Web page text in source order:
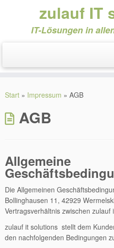
Inhalt
zulauf IT
IT-Lösungen in
Start » Impressum » AGB
AGB
Allgemeine
Die Allgemeinen
Bollinghausen 11, 42929
Vertragsverhältnis zwischen
zulauf it solutions stellt dem
den nachfolgenden Bedingungen